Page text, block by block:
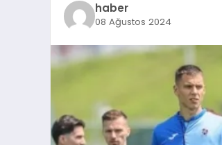
haber
08 Ağustos 2024